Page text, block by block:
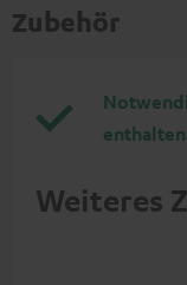
Zubehör
Weiteres